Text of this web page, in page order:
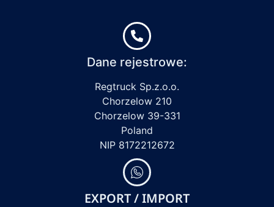
Dane rejestrowe:
Regtruck Sp.z.o.o.
Chorzelow 210
Chorzelow 39-331
Poland
NIP 8172212672
EXPORT / IMPORT